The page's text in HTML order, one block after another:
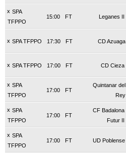
x SPA
TFPPO
FT
15:00 Leganes II
x SPA TFPPO FT
17:30 CD Azuaga
x SPA TFPPO FT
17:00 CD Cieza
x SPA
TFPPO
FT
17:00
Quintanar del
Rey
x SPA
TFPPO
FT
17:00
CF Badalona
Futur II
x SPA
TFPPO
FT
17:00 UD Poblense